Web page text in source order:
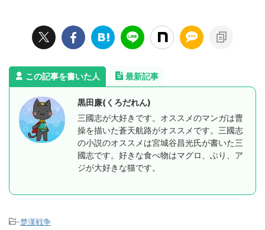
この記事を書いた人 最新記事
黒田廉(くろだれん)
三國志が大好きです。オススメのマンガは曹
操を描いた蒼天航路がオススメです。三國志
の小説のオススメは宮城谷昌光氏が書いた三
國志です。好きな食べ物はマグロ、ぶり、ア
ジが大好きな猫です。
-楚漢戦争